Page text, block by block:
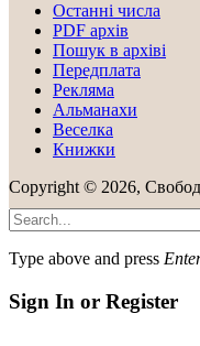
Останні числа
PDF архів
Пошук в архіві
Передплата
Рекляма
Альманахи
Веселка
Книжки
Copyright © 2026,
Type above and press
Sign In or Register